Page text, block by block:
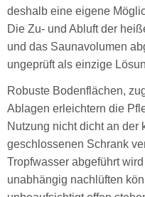
deshalb eine eigene
Die Zu- und Abluft der
und das Saunavolumen
ungeprüft als einzige
Robuste Bodenflächen,
Ablagen erleichtern die
Nutzung nicht dicht an der
geschlossenen Schrank
Tropfwasser abgeführt
unabhängig nachlüften